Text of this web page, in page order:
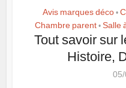
Avis marques déco •
Chambre parent • Salle
Tout savoir sur
Histoire,